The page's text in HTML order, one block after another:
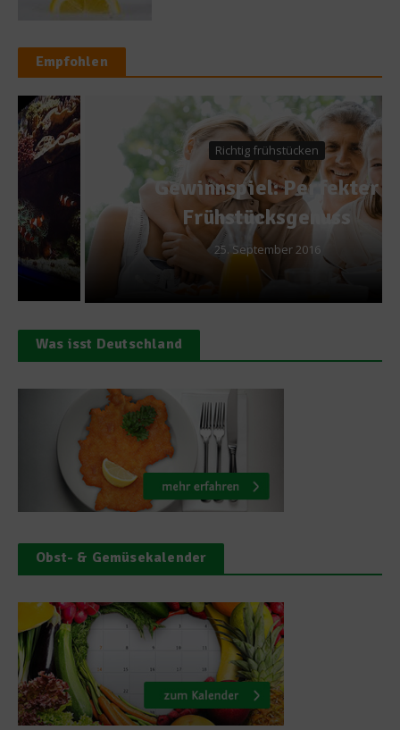
Empfohlen
Richtig frühstücken
Gewinnspiel: Perfekter
Frühstücksgenuss
25. September 2016
Was isst Deutschland
Obst- & Gemüsekalender